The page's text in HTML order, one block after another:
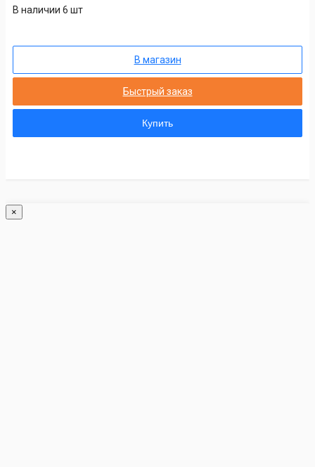
В наличии 6 шт
В магазин
Быстрый заказ
Купить
×